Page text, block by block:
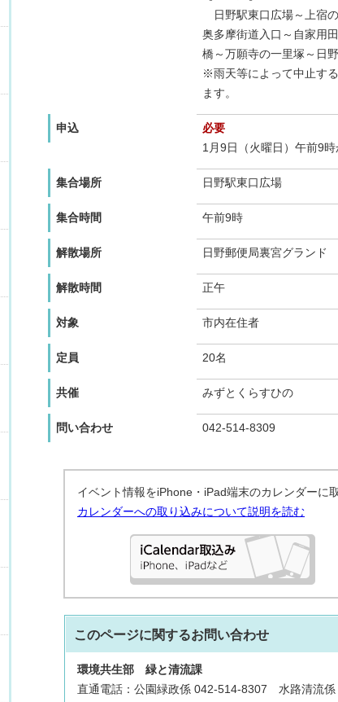
日野駅東口広場～上宿
奥多摩街道入口～自家用
橋～万願寺の一里塚～日
※雨天等によって中止す
ます。
申込
必要
1月9日（火曜日）午前9
集合場所 日野駅東口広場
集合時間 午前9時
解散場所 日野郵便局裏宮グランド
解散時間 正午
対象 市内在住者
定員 20名
共催 みずとくらすひの
問い合わせ 042-514-8309
イベント情報をiPhone・iPad端末のカレンダーに
カレンダーへの取り込みについて説明を読む
このページに関するお問い合わせ
環境共生部 緑と清流課
直通電話：公園緑政係 042-514-8307 水路清流係